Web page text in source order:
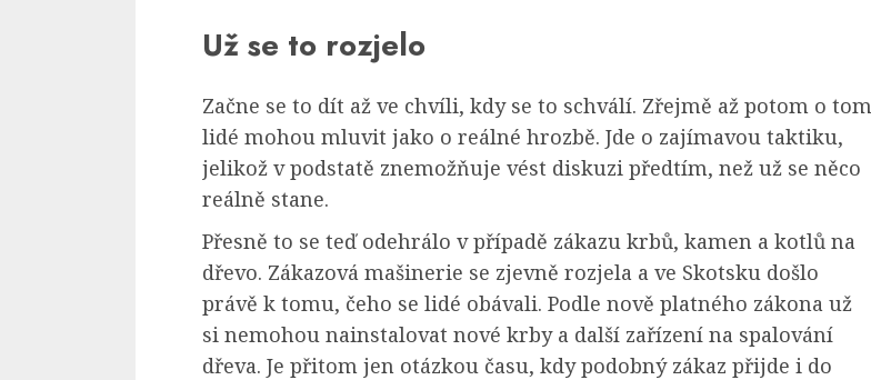
Už se to rozjelo
Začne se to dít až ve chvíli, kdy se to schválí. Zřejmě až potom o tom
lidé mohou mluvit jako o reálné hrozbě. Jde o zajímavou taktiku,
jelikož v podstatě znemožňuje vést diskuzi předtím, než už se něco
reálně stane.
Přesně to se teď odehrálo v případě zákazu krbů, kamen a kotlů na
dřevo. Zákazová mašinerie se zjevně rozjela a ve Skotsku došlo
právě k tomu, čeho se lidé obávali. Podle nově platného zákona už
si nemohou nainstalovat nové krby a další zařízení na spalování
dřeva. Je přitom jen otázkou času, kdy podobný zákaz přijde i do